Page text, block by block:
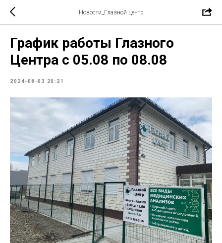
Новости_Глазной центр
График работы Глазного
Центра с 05.08 по 08.08
2024-08-03 20:21